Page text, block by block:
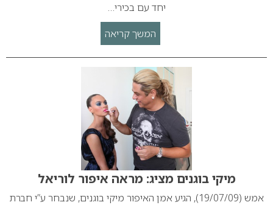
יחד עם בכירי…
המשך קריאה
מיקי בוגנים מציג: מראה איפור לוריאל
אמש (19/07/09), הגיע אמן האיפור מיקי בוגנים, שנבחר ע”י חברת